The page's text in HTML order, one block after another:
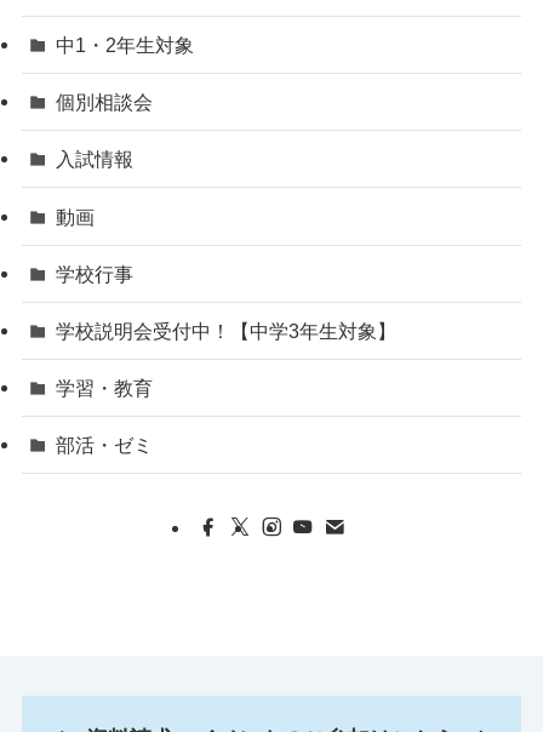
中1・2年生対象
個別相談会
入試情報
動画
学校行事
学校説明会受付中！【中学3年生対象】
学習・教育
部活・ゼミ